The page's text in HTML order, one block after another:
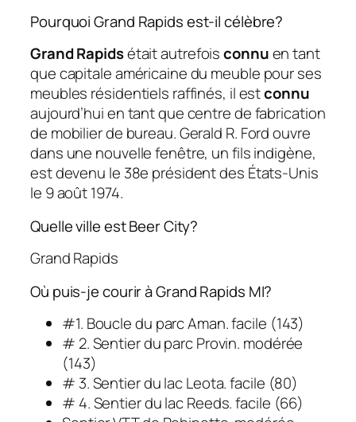
Pourquoi Grand Rapids est-il célèbre?
Grand Rapidsétait autrefoisconnuen tant
que capitale américaine du meuble pour ses
meubles résidentiels raffinés, il estconnu
aujourd’hui en tant que centre de fabrication
de mobilier de bureau. Gerald R. Ford ouvre
dans une nouvelle fenêtre, un fils indigène,
est devenu le 38e président des États-Unis
le 9 août 1974.
Quelle ville est Beer City?
Grand Rapids
Où puis-je courir à Grand Rapids MI?
#1. Boucle du parc Aman. facile (143)
# 2. Sentier du parc Provin. modérée
(143)
# 3. Sentier du lac Leota. facile (80)
# 4. Sentier du lac Reeds. facile (66)